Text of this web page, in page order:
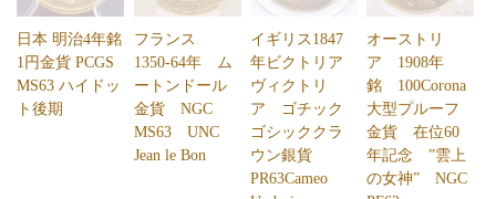
日本 明治4年銘
1円金貨 PCGS
MS63 ハイドッ
ト後期
フランス
1350-64年 ム
ートンドール
金貨 NGC
MS63 UNC
Jean le Bon
イギリス1847
年ビクトリア
ヴィクトリ
ア ゴチック
ゴシッククラ
ウン銀貨
PR63Cameo
オーストリ
ア 1908年
銘 100Corona
大型プルーフ
金貨 在位60
年記念 ”雲上
の女神” NGC